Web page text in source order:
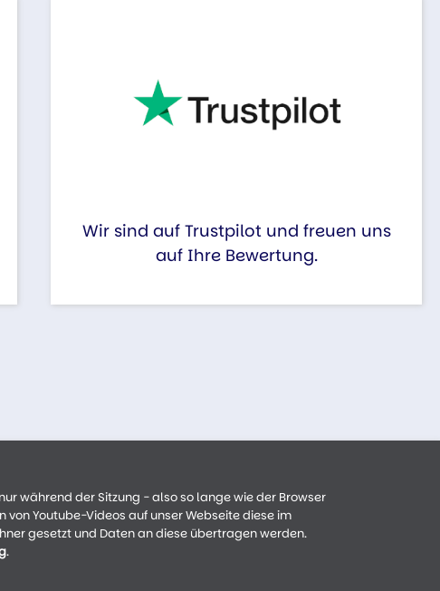
Wir sind auf Trustpilot und freuen uns
auf Ihre Bewertung.
während der Sitzung - also so lange wie der Browser
Youtube-Videos auf unser Webseite diese im
gesetzt und Daten an diese übertragen werden.
.